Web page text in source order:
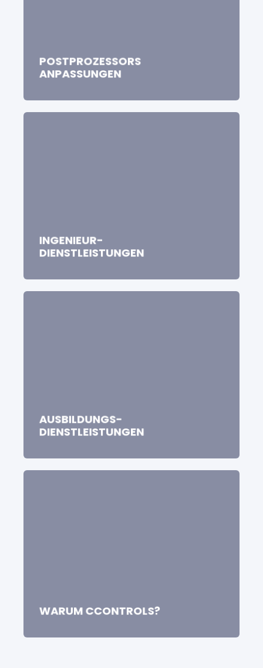
POSTPROZESSORS
ANPASSUNGEN
INGENIEUR-
DIENSTLEISTUNGEN
AUSBILDUNGS-
DIENSTLEISTUNGEN
WARUM CCONTROLS?